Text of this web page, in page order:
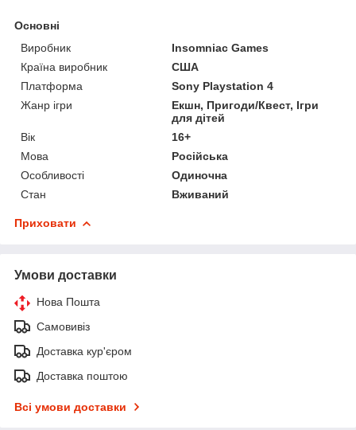
Основні
Виробник
Insomniac Games
Країна виробник
США
Платформа
Sony Playstation 4
Жанр ігри
Екшн, Пригоди/Квест, Ігри
для дітей
Вік
16+
Мова
Російська
Особливості
Одиночна
Стан
Вживаний
Приховати
Умови доставки
Нова Пошта
Самовивіз
Доставка кур'єром
Доставка поштою
Всі умови доставки